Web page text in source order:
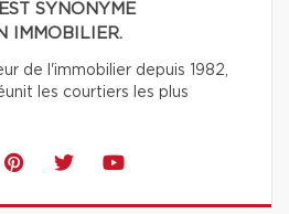
SYNONYME
IMMOBILIER.
de l'immobilier depuis 1982,
les courtiers les plus